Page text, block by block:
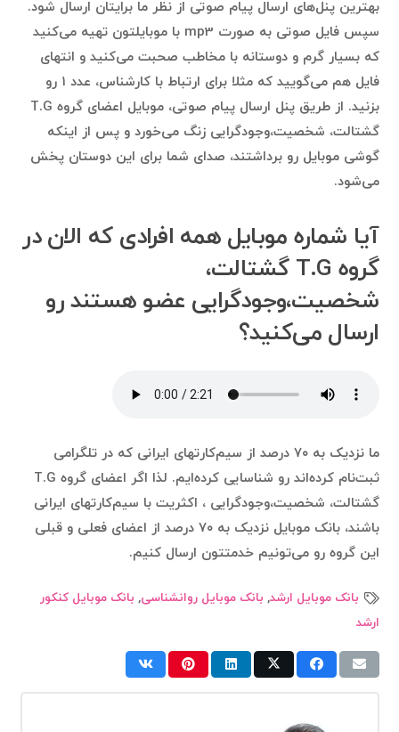
بهترین پنل‌های ارسال پیام صوتی از نظر ما برایتان ارسال شود.
سپس فایل صوتی به صورت mp3 با موبایلتون تهیه می‌کنید
که بسیار گرم و دوستانه با مخاطب صحبت می‌کنید و انتهای
فایل هم می‌گویید که مثلا برای ارتباط با کارشناس، عدد ۱ رو
بزنید. از طریق پنل ارسال پیام صوتی، موبایل اعضای گروه T.G
گشتالت، شخصیت،وجودگرایی زنگ می‌خورد و پس از اینکه
گوشی موبایل رو برداشتند، صدای شما برای این دوستان پخش
می‌شود.
آیا شماره موبایل همه افرادی که الان در
گروه T.G گشتالت،
شخصیت،وجودگرایی عضو هستند رو
ارسال می‌کنید؟
ما نزدیک به ۷۰ درصد از سیم‌کارتهای ایرانی که در تلگرامی
ثبت‌نام کرده‌اند رو شناسایی کرده‌ایم. لذا اگر اعضای گروه T.G
گشتالت، شخصیت،وجودگرایی ، اکثریت با سیم‌کارتهای ایرانی
باشند، بانک موبایل نزدیک به ۷۰ درصد از اعضای فعلی و قبلی
این گروه رو می‌تونیم خدمتتون ارسال کنیم.
بانک موبایل ارشد, بانک موبایل روانشناسی, بانک موبایل کنکور
ارشد